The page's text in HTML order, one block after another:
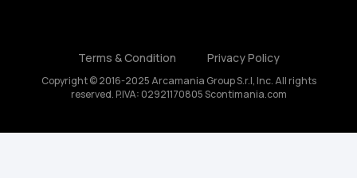
Copyright © 2016-2025 Arcamania Group S.r.l, Inc. All rights
reserved. P.IVA: 02921170805 Scontimania.com
Terms & Condition Privacy Policy